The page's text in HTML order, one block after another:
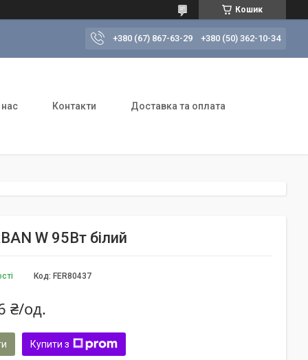
Кошик
+380 (67) 867-63-29 +380 (50) 362-10-34
Контакти Доставка та оплата
W 95Вт білий
Код: FER80437
₴/од.
Купити з